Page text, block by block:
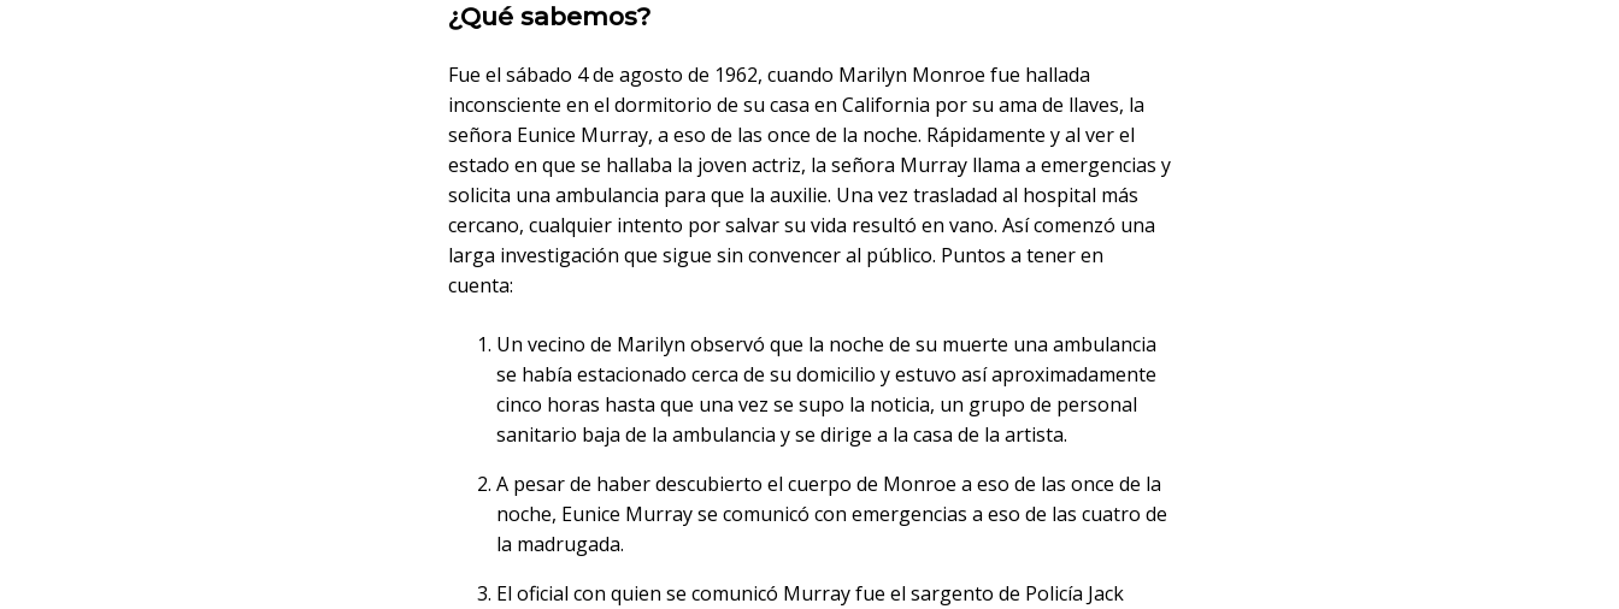
¿Qué sabemos?
Fue el sábado 4 de agosto de 1962, cuando Marilyn Monroe fue hallada
inconsciente en el dormitorio de su casa en California por su ama de llaves, la
señora Eunice Murray, a eso de las once de la noche. Rápidamente y al ver el
estado en que se hallaba la joven actriz, la señora Murray llama a emergencias y
solicita una ambulancia para que la auxilie. Una vez trasladad al hospital más
cercano, cualquier intento por salvar su vida resultó en vano. Así comenzó una
larga investigación que sigue sin convencer al público. Puntos a tener en
cuenta:
Un vecino de Marilyn observó que la noche de su muerte una ambulancia
se había estacionado cerca de su domicilio y estuvo así aproximadamente
cinco horas hasta que una vez se supo la noticia, un grupo de personal
sanitario baja de la ambulancia y se dirige a la casa de la artista.
A pesar de haber descubierto el cuerpo de Monroe a eso de las once de la
noche, Eunice Murray se comunicó con emergencias a eso de las cuatro de
la madrugada.
El oficial con quien se comunicó Murray fue el sargento de Policía Jack